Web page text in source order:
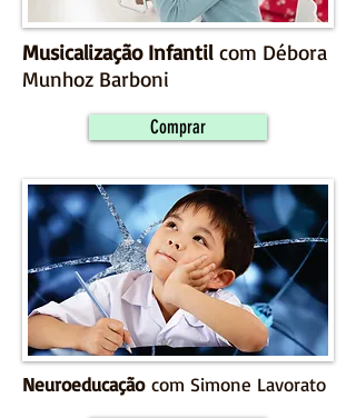
Musicalização Infantil com Débora
Munhoz Barboni
Comprar
Neuroeducaçãocom Simone Lavorato